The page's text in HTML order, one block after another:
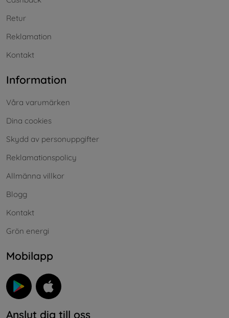
Retur
Reklamation
Kontakt
Information
Våra varumärken
Dina cookies
Skydd av personuppgifter
Reklamationspolicy
Allmänna villkor
Blogg
Kontakt
Grön energi
Mobilapp
Anslut dig till oss